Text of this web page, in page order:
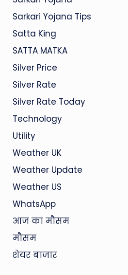
Sarkari Yojana Tips
Satta King
SATTA MATKA
Silver Price
Silver Rate
Silver Rate Today
Technology
Utility
Weather UK
Weather Update
Weather US
WhatsApp
आज का मौसम
मौसम
शेयर बाजार